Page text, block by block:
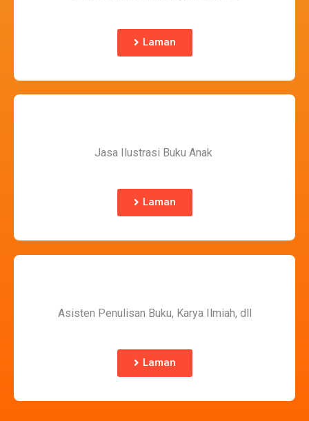
Laman
Jasa Ilustrasi Buku Anak
Laman
Asisten Penulisan Buku, Karya Ilmiah, dll
Laman